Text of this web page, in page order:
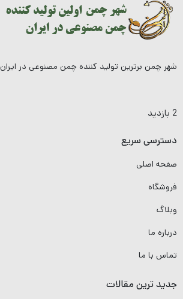
شهر چمن برترین تولید کننده چمن مصنوعی در ایران
2 بازدید
دسترسی سریع
صفحه اصلی
فروشگاه
وبلاگ
درباره ما
تماس با ما
جدید ترین مقالات